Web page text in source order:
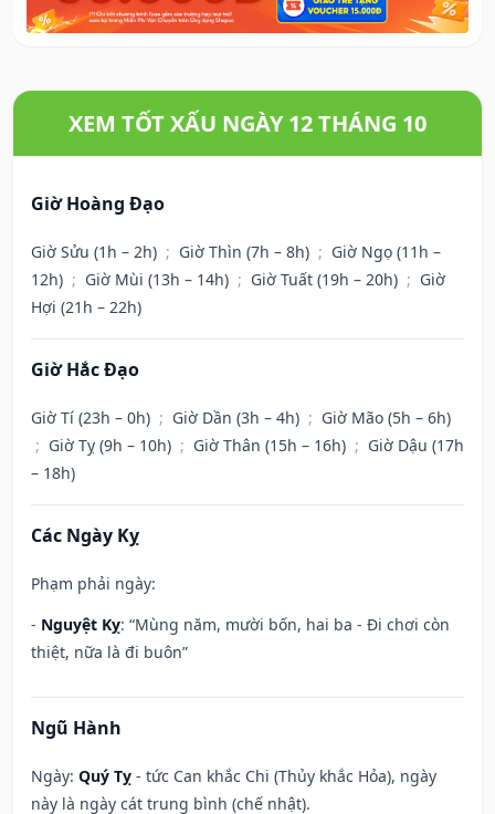
XEM TỐT XẤU NGÀY 12 THÁNG 10
Giờ Hoàng Đạo
Giờ Sửu (1h – 2h) ; Giờ Thìn (7h – 8h) ; Giờ Ngọ (11h –
12h) ; Giờ Mùi (13h – 14h) ; Giờ Tuất (19h – 20h) ; Giờ
Hợi (21h – 22h)
Giờ Hắc Đạo
Giờ Tí (23h – 0h) ; Giờ Dần (3h – 4h) ; Giờ Mão (5h – 6h)
; Giờ Tỵ (9h – 10h) ; Giờ Thân (15h – 16h) ; Giờ Dậu (17h
– 18h)
Các Ngày Kỵ
Phạm phải ngày:
- Nguyệt Kỵ: “Mùng năm, mười bốn, hai ba - Đi chơi còn
thiệt, nữa là đi buôn”
Ngũ Hành
Ngày: Quý Tỵ - tức Can khắc Chi (Thủy khắc Hỏa), ngày
này là ngày cát trung bình (chế nhật).